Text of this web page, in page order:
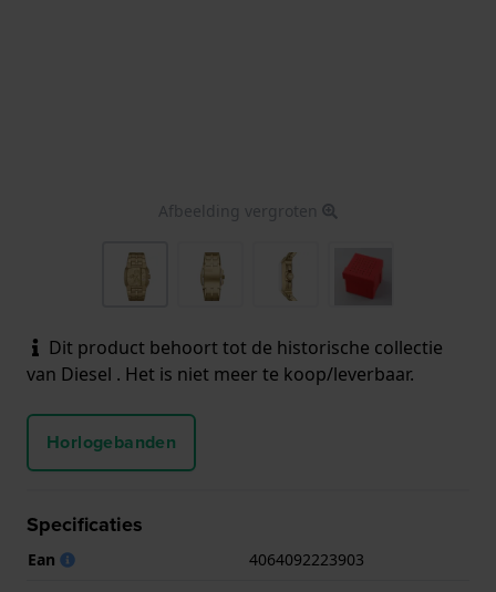
Afbeelding vergroten
Dit product behoort tot de historische collectie
van Diesel . Het is niet meer te koop/leverbaar.
Horlogebanden
Specificaties
Ean
4064092223903